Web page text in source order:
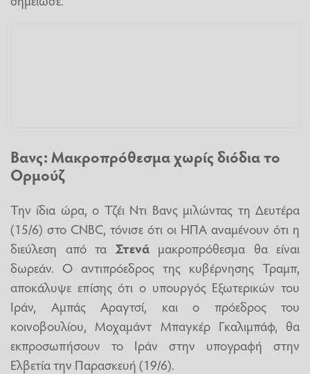
Βανς: Μακροπρόθεσμα χωρίς διόδια το
Ορμούζ
Την ίδια ώρα, ο Τζέι Ντι Βανς μιλώντας τη Δευτέρα
(15/6) στο CNBC, τόνισε ότι οι ΗΠΑ αναμένουν ότι η
διεύλεση από τα Στενά μακροπρόθεσμα θα είναι
δωρεάν. Ο αντιπρόεδρος της κυβέρνησης Τραμπ,
αποκάλυψε επίσης ότι ο υπουργός Εξωτερικών του
Ιράν, Αμπάς Αραγτσί, και ο πρόεδρος του
κοινοβουλίου, Μοχαμάντ Μπαγκέρ Γκαλιμπάφ, θα
εκπροσωπήσουν το Ιράν στην υπογραφή στην
Ελβετία την Παρασκευή (19/6).